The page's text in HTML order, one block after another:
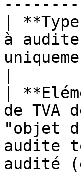
|
à
|
de TVA
"objet
audite
audité